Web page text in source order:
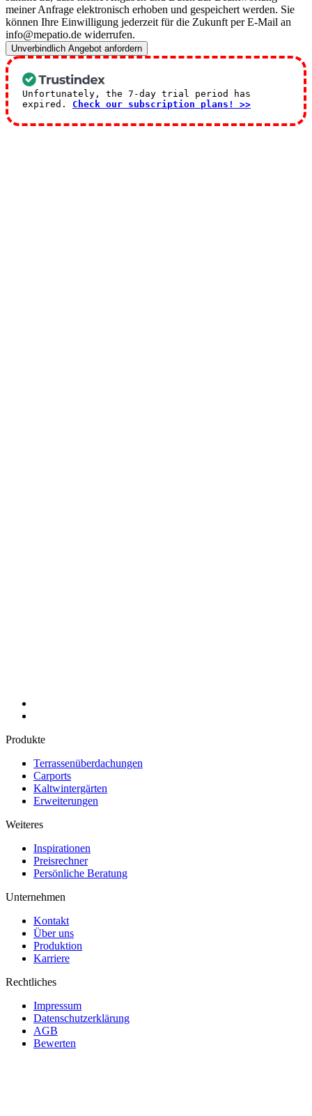
meiner Anfrage elektronisch erhoben und gespeichert werden. Sie
können Ihre Einwilligung jederzeit für die Zukunft per E-Mail an
info@mepatio.de widerrufen.
Unverbindlich Angebot anfordern
Unfortunately, the 7-day trial period has
expired. Check our subscription plans! >>
Produkte
Terrassenüberdachungen
Carports
Kaltwintergärten
Erweiterungen
Weiteres
Inspirationen
Preisrechner
Persönliche Beratung
Unternehmen
Kontakt
Über uns
Produktion
Karriere
Rechtliches
Impressum
Datenschutzerklärung
AGB
Bewerten